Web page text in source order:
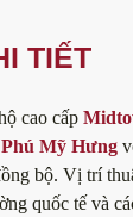
TIẾT
cao cấp
Phú Mỹ Hưng
bộ. Vị trí
quốc tế và